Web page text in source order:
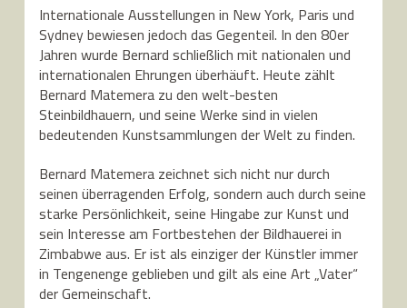
Internationale Ausstellungen in New York, Paris und
Sydney bewiesen jedoch das Gegenteil. In den 80er
Jahren wurde Bernard schließlich mit nationalen und
internationalen Ehrungen überhäuft. Heute zählt
Bernard Matemera zu den welt-besten
Steinbildhauern, und seine Werke sind in vielen
bedeutenden Kunstsammlungen der Welt zu finden.
Bernard Matemera zeichnet sich nicht nur durch
seinen überragenden Erfolg, sondern auch durch seine
starke Persönlichkeit, seine Hingabe zur Kunst und
sein Interesse am Fortbestehen der Bildhauerei in
Zimbabwe aus. Er ist als einziger der Künstler immer
in Tengenenge geblieben und gilt als eine Art „Vater“
der Gemeinschaft.